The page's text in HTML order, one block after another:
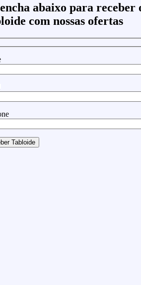
abaixo para receber
com nossas ofertas
Tabloide